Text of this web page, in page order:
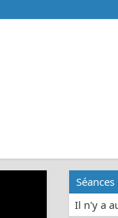
Séances
Il n'y a